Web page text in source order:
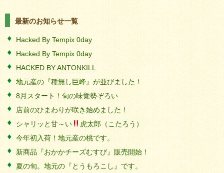
最新のお知らせ一覧
Hacked By Tempix 0day
Hacked By Tempix 0day
HACKED BY ANTONKILL
地元産の『種無し巨峰』が並びました！
8月スタート！旬の味覚勢ぞろい
店前のひまわりが咲き始めました！
シャリッと甘～い
虎太郎（こたろう）
今年初入荷！地元産の桃です。
新商品『おかかチーズむすび』販売開始！
夏の旬。地元の『とうもろこし』です。